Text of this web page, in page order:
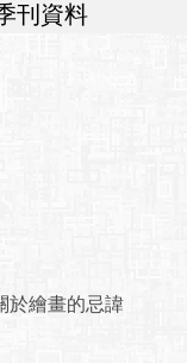
刊資料
於繪畫的忌諱